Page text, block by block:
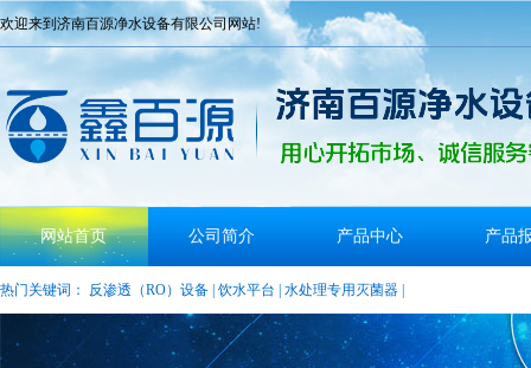
欢迎来到济南百源净水设备有限公司网站!
网站首页 公司简介 产品中心 产品
热门关键词： 反渗透（RO）设备 饮水平台 水处理专用灭菌器